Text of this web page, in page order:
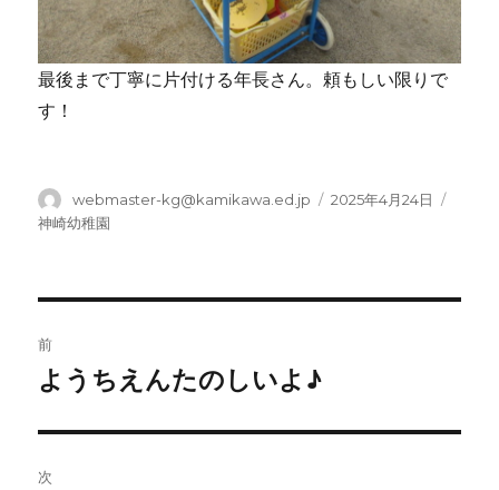
最後まで丁寧に片付ける年長さん。頼もしい限りで
す！
投
稿
webmaster-kg@kamikawa.ed.jp
投
2025年4月24日
神崎幼稚園
稿
ビ
前
前
投
稿:
ようちえんたのしいよ♪
次